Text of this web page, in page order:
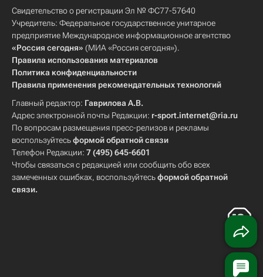
Свидетельство о регистрации Эл № ФС77-57640
Учредитель: Федеральное государственное унитарное
предприятие Международное информационное агентство
«Россия сегодня» (МИА «Россия сегодня»).
Правила использования материалов
Политика конфиденциальности
Правила применения рекомендательных технологий
Главный редактор: Гаврилова А.В.
Адрес электронной почты Редакции: r-sport.internet@ria.ru
По вопросам размещения пресс-релизов и рекламы
воспользуйтесьформой обратной связи
Телефон Редакции: 7 (495) 645-6601
Чтобы связаться с редакцией или сообщить обо всех
замеченных ошибках, воспользуйтесьформой обратной
связи.